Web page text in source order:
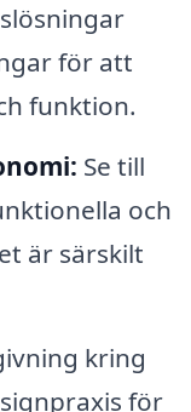
för att
funktion.
Se till
och
är särskilt
kring
för